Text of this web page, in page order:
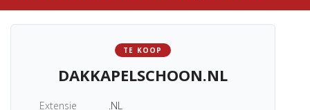
a
t
TE KOOP
DAKKAPELSCHOON.NL
Extensie
.NL